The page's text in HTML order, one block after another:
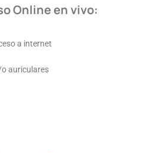
Online en vivo:
a internet
auriculares